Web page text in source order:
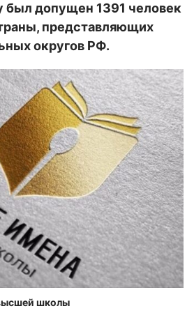
был допущен 1391 человек
представляющих
округов РФ.
школы